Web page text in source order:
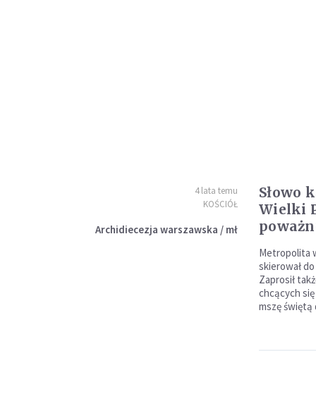
4 lata temu
KOŚCIÓŁ
Archidiecezja warszawska / mł
Słowo
Wielki
Metropolita
skierował
Zaprosił
chcących
mszę świętą